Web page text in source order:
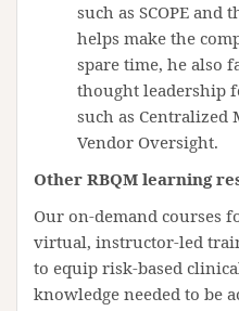
such as SCOPE and
helps make the
spare time, he also
thought leadership
such as Centralized
Vendor Oversight.
Other RBQM learning
Our on-demand courses
virtual, instructor-led
to equip risk-based
knowledge needed to be